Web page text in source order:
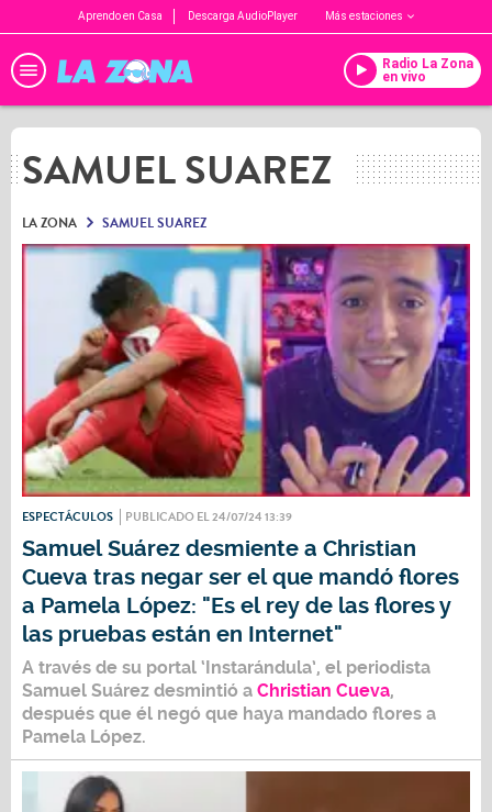
Aprendo en Casa Descarga AudioPlayer Más estaciones
Radio La Zona
en vivo
SAMUEL SUAREZ
LA ZONA SAMUEL SUAREZ
ESPECTÁCULOS PUBLICADO EL 24/07/24 13:39
Samuel Suárez desmiente a Christian
Cueva tras negar ser el que mandó flores
a Pamela López: "Es el rey de las flores y
las pruebas están en Internet"
A través de su portal ‘Instarándula’, el periodista
Samuel Suárez desmintió a Christian Cueva,
después que él negó que haya mandado flores a
Pamela López.